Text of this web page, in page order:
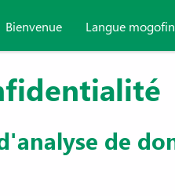
Bienvenue Langue mogofin
de